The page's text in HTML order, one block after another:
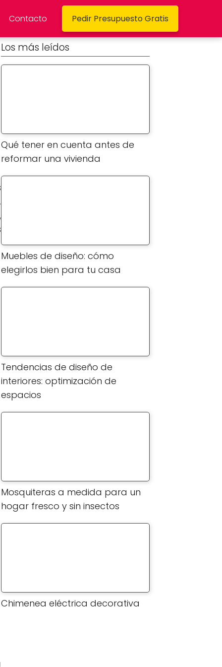
Contacto Pedir Presupuesto Gratis
Los más leídos
Qué tener en cuenta antes de
reformar una vivienda
Muebles de diseño: cómo
elegirlos bien para tu casa
Tendencias de diseño de
interiores: optimización de
espacios
Mosquiteras a medida para un
hogar fresco y sin insectos
Chimenea eléctrica decorativa